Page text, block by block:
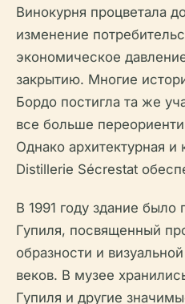
Винокурня процветала
изменение
экономическое
закрытию. Многие
Бордо постигла та же
все больше
Однако архитектурная и
Distillerie Sécrestat
В 1991 году здание было
Гупиля, посвященный
образности и
веков. В музее
Гупиля и другие